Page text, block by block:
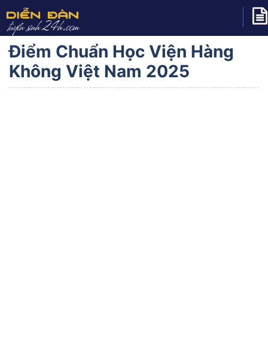
Điểm Chuẩn Học Viện Hàng
Không Việt Nam 2025